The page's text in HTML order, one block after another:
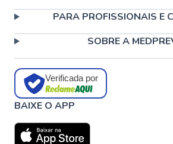
PARA PROFISSIONAIS E
SOBRE A
Verificada por
BAIXE O APP